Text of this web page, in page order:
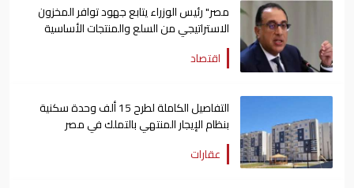
مصر" رئيس الوزراء يتابع جهود توافر المخزون
الاستراتيجي من السلع والمنتجات الأساسية
اقتصاد
التفاصيل الكاملة لطرح 15 ألف وحدة سكنية
بنظام الإيجار المنتهي بالتملك في مصر
عقارات